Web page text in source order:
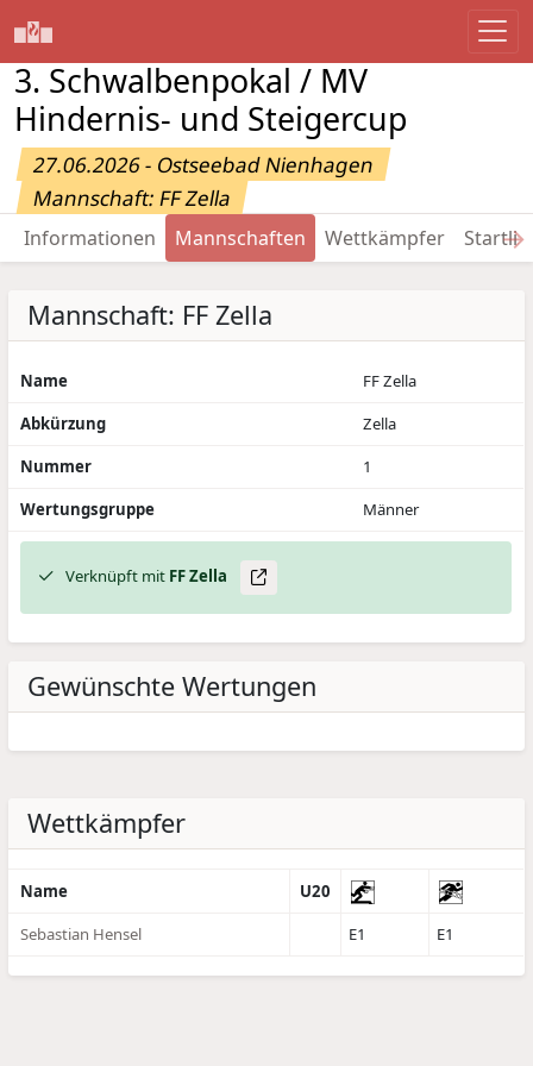
3. Schwalbenpokal / MV
Hindernis- und Steigercup
27.06.2026 - Ostseebad Nienhagen
Mannschaft: FF Zella
Informationen Mannschaften Wettkämpfer →
Mannschaft: FF Zella
Name
FF Zella
Abkürzung
Zella
Nummer
1
Wertungsgruppe
Männer
Verknüpft mit FF Zella
Gewünschte Wertungen
Wettkämpfer
Name
U20
Sebastian Hensel
E1 E1